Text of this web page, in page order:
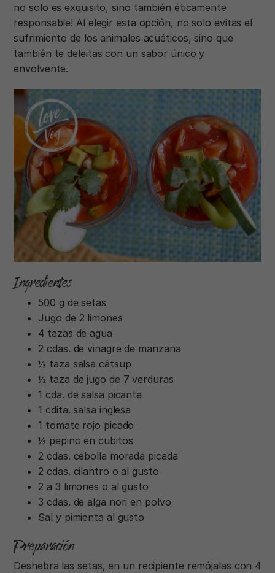
no solo es exquisito, sino también éticamente
responsable! Al elegir esta opción, no solo evitas el
sufrimiento de los animales acuáticos, sino que
también te deleitas con un sabor único y
envolvente.
Ingredientes
500 g de setas
Jugo de 2 limones
4 tazas de agua
2 cdas. de vinagre de manzana
½ taza salsa cátsup
½ taza de jugo de 7 verduras
1 cda. de salsa picante
1 cdita. salsa inglesa
1 tomate rojo picado
½ pepino en cubitos
2 cdas. cebolla morada picada
2 cdas. cilantro o al gusto
2 a 3 limones o al gusto
3 cdas. de alga nori en polvo
Sal y pimienta al gusto
Preparación
Deshebra las setas, en un recipiente remójalas con 4